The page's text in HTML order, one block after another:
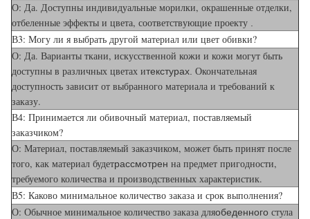
О: Да. Доступны индивидуальные морилки, окрашенные отделки,
отбеленные эффекты и цвета, соответствующие проекту
В3: Могу ли я выбрать другой материал или цвет обивки?
О: Да. Варианты ткани, искусственной кожи и кожи могут быть
доступны в различных цветах итекстурах. Окончательная
доступность зависит от выбранного материала и требований к
заказу.
В4: Принимается ли обивочный материал, поставляемый
заказчиком?
О: Материал, поставляемый заказчиком, может быть принят после
того, как материал будетрассмотрен на предмет пригодности,
требуемого количества и производственных характеристик.
В5: Каково минимальное количество заказа и срок выполнения?
О: Обычное минимальное количество заказа дляобеденного стула